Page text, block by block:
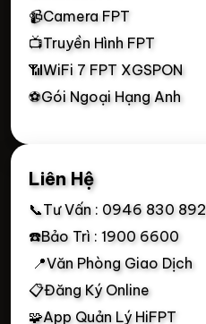
📹Camera FPT
📺Truyền Hình FPT
📶WiFi 7 FPT XGSPON
⚽Gói Ngoại Hạng Anh
Liên Hệ
📞Tư Vấn : 0946 830 892
☎️Bảo Trì : 1900 6600
📍Văn Phòng Giao Dịch
📋Đăng Ký Online
🧩App Quản Lý HiFPT